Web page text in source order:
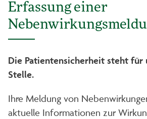
Erfassung einer
Die Patientensicherheit steht für
Stelle.
Ihre Meldung von
aktuelle Informationen zur